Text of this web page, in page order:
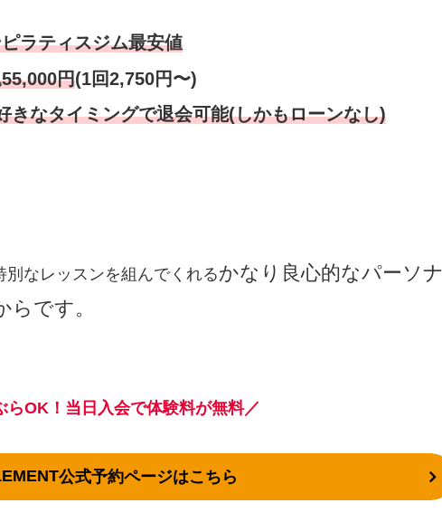
ラティスジム最安値
円(1回2,750円〜)
きなタイミングで退会可能(しかもローンなし)
なレッスンを組んでくれるかなり良心的なパーソナ
です。
らOK！当日入会で体験料が無料／
公式予約ページはこちら